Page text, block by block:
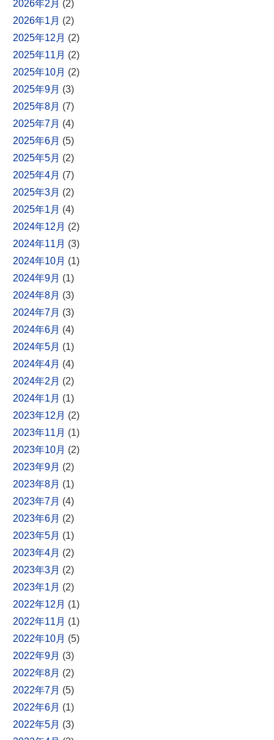
2026年1月 (2)
2025年12月 (2)
2025年11月 (2)
2025年10月 (2)
2025年9月 (3)
2025年8月 (7)
2025年7月 (4)
2025年6月 (5)
2025年5月 (2)
2025年4月 (7)
2025年3月 (2)
2025年1月 (4)
2024年12月 (2)
2024年11月 (3)
2024年10月 (1)
2024年9月 (1)
2024年8月 (3)
2024年7月 (3)
2024年6月 (4)
2024年5月 (1)
2024年4月 (4)
2024年2月 (2)
2024年1月 (1)
2023年12月 (2)
2023年11月 (1)
2023年10月 (2)
2023年9月 (2)
2023年8月 (1)
2023年7月 (4)
2023年6月 (2)
2023年5月 (1)
2023年4月 (2)
2023年3月 (2)
2023年1月 (2)
2022年12月 (1)
2022年11月 (1)
2022年10月 (5)
2022年9月 (3)
2022年8月 (2)
2022年7月 (5)
2022年6月 (1)
2022年5月 (3)